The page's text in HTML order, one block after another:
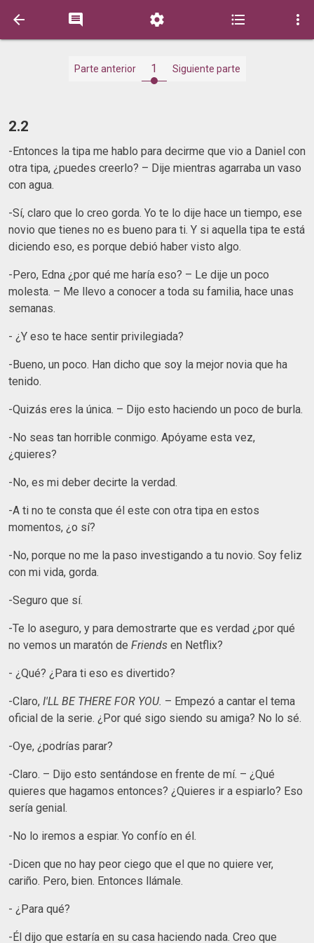
    
Parte anterior 1 Siguiente parte
2.2
-Entonces la tipa me hablo para decirme que vio a Daniel con
otra tipa, ¿puedes creerlo? – Dije mientras agarraba un vaso
con agua.
-Sí, claro que lo creo gorda. Yo te lo dije hace un tiempo, ese
novio que tienes no es bueno para ti. Y si aquella tipa te está
diciendo eso, es porque debió haber visto algo.
-Pero, Edna ¿por qué me haría eso? – Le dije un poco
molesta. – Me llevo a conocer a toda su familia, hace unas
semanas.
- ¿Y eso te hace sentir privilegiada?
-Bueno, un poco. Han dicho que soy la mejor novia que ha
tenido.
-Quizás eres la única. – Dijo esto haciendo un poco de burla.
-No seas tan horrible conmigo. Apóyame esta vez,
¿quieres?
-No, es mi deber decirte la verdad.
-A ti no te consta que él este con otra tipa en estos
momentos, ¿o sí?
-No, porque no me la paso investigando a tu novio. Soy feliz
con mi vida, gorda.
-Seguro que sí.
-Te lo aseguro, y para demostrarte que es verdad ¿por qué
no vemos un maratón de Friends en Netflix?
- ¿Qué? ¿Para ti eso es divertido?
-Claro, I'LL BE THERE FOR YOU. – Empezó a cantar el tema
oficial de la serie. ¿Por qué sigo siendo su amiga? No lo sé.
-Oye, ¿podrías parar?
-Claro. – Dijo esto sentándose en frente de mí. – ¿Qué
quieres que hagamos entonces? ¿Quieres ir a espiarlo? Eso
sería genial.
-No lo iremos a espiar. Yo confío en él.
-Dicen que no hay peor ciego que el que no quiere ver,
cariño. Pero, bien. Entonces llámale.
- ¿Para qué?
-Él dijo que estaría en su casa haciendo nada. Creo que